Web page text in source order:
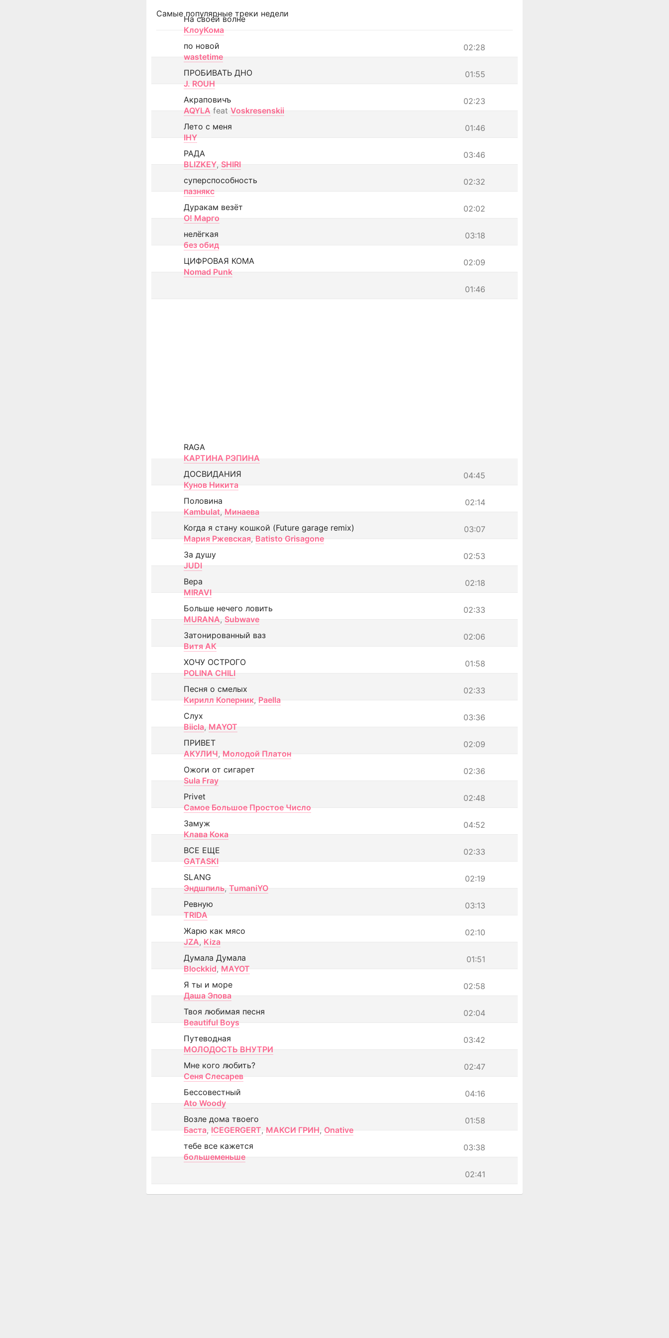
Самые популярные треки недели
На своей волне
КлоуКома
02:28
по новой
wastetime
01:55
ПРОБИВАТЬ ДНО
J. ROUH
02:23
Акраповичъ
AQYLA feat Voskresenskii
01:46
Лето с меня
IHY
03:46
РАДА
BLIZKEY, SHIRI
02:32
суперспособность
пазнякс
02:02
Дуракам везёт
О! Марго
03:18
нелёгкая
без обид
02:09
ЦИФРОВАЯ КОМА
Nomad Punk
01:46
RAGA
КАРТИНА РЭПИНА
04:45
ДОСВИДАНИЯ
Кунов Никита
02:14
Половина
Kambulat, Минаева
03:07
Когда я стану кошкой (Future garage remix)
Мария Ржевская, Batisto Grisagone
02:53
За душу
JUDI
02:18
Вера
MIRAVI
02:33
Больше нечего ловить
MURANA, Subwave
02:06
Затонированный ваз
Витя АК
01:58
ХОЧУ ОСТРОГО
POLINA CHILI
02:33
Песня о смелых
Кирилл Коперник, Paella
03:36
Слух
Biicla, MAYOT
02:09
ПРИВЕТ
АКУЛИЧ, Молодой Платон
02:36
Ожоги от сигарет
Sula Fray
02:48
Privet
Самое Большое Простое Число
04:52
Замуж
Клава Кока
02:33
ВСЕ ЕЩЕ
GATASKI
02:19
SLANG
Эндшпиль, TumaniYO
03:13
Ревную
TRIDA
02:10
Жарю как мясо
JZA, Kiza
01:51
Думала Думала
Blockkid, MAYOT
02:58
Я ты и море
Даша Эпова
02:04
Твоя любимая песня
Beautiful Boys
03:42
Путеводная
МОЛОДОСТЬ ВНУТРИ
02:47
Мне кого любить?
Сеня Слесарев
04:16
Бессовестный
Ato Woody
01:58
Возле дома твоего
Баста, ICEGERGERT, МАКСИ ГРИН, Onative
03:38
тебе все кажется
большеменьше
02:41